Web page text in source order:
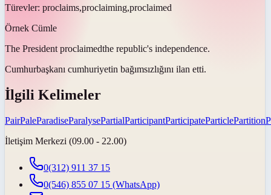
Türevler: proclaims,proclaiming,proclaimed
Örnek Cümle
The President proclaimedthe republic's independence.
Cumhurbaşkanı cumhuriyetin bağımsızlığını ilan etti.
İlgili Kelimeler
PairPaleParadiseParalysePartialParticipantParticipateParticlePartition
İletişim Merkezi (09.00 - 22.00)
0(312) 911 37 15
0(546) 855 07 15 (WhatsApp)